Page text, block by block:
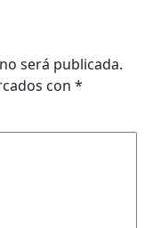
será publicada.
con *